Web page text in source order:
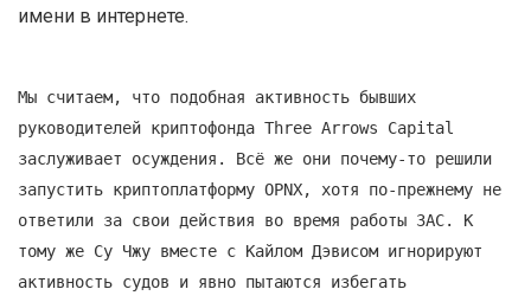
имени в интернете.
Мы считаем, что подобная активность бывших
руководителей криптофонда Three Arrows Capital
заслуживает осуждения. Всё же они почему-то решили
запустить криптоплатформу OPNX, хотя по-прежнему не
ответили за свои действия во время работы 3AC. К
тому же Су Чжу вместе с Кайлом Дэвисом игнорируют
активность судов и явно пытаются избегать